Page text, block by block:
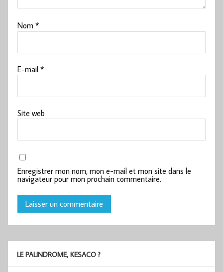
Nom*
E-mail*
Site web
Enregistrer mon nom, mon e-mail et mon site dans le
navigateur pour mon prochain commentaire.
LE PALINDROME, KESACO ?